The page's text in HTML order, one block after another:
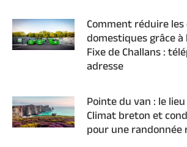
Comment réduire
domestiques grâce
Fixe de Challans :
adresse
Pointe du van : le
Climat breton et
pour une randonnée